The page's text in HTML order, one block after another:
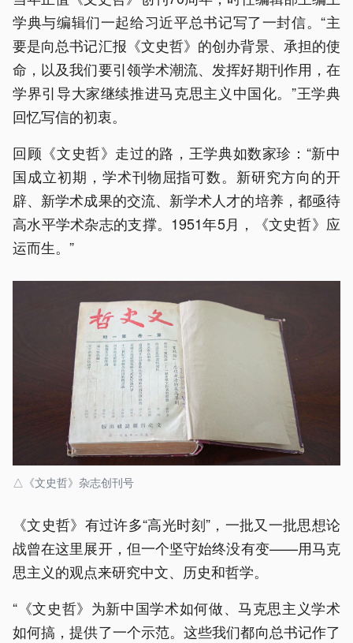
学典与编辑们一起给习近平总书记写了一封信。“主
要是向总书记汇报《文史哲》的创办背景、承担的使
命，以及我们要引领学术潮流、发挥好期刊作用，在
学界引导大家继续推进马克思主义中国化。”王学典
回忆写信的初衷。
回顾《文史哲》走过的路，王学典如数家珍：“新中
国成立初期，学术刊物屈指可数。新研究方向的开
辟、新学术成果的交流、新学术人才的培养，都亟待
高水平学术杂志的支撑。1951年5月，《文史哲》应
运而生。”
△《文史哲》杂志创刊号
《文史哲》有过许多“高光时刻”，一批又一批思想论
战曾在这里展开，但一个坚守始终没有变——用马克
思主义的观点来研究中文、历史和哲学。
“《文史哲》为新中国学术如何做、马克思主义学术
如何搞，提供了一个示范。这些我们都向总书记作了